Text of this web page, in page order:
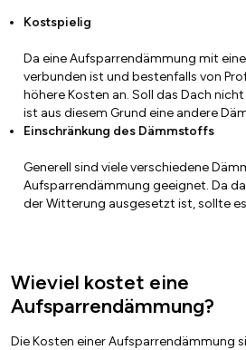
Kostspielig
Da eine Aufsparrendämmung mit
verbunden ist und bestenfalls von
höhere Kosten an. Soll das Dach
ist aus diesem Grund eine andere
Einschränkung des Dämmstoffs
Generell sind viele verschiedene
Aufsparrendämmung geeignet. Da
der Witterung ausgesetzt ist, sollte
Wieviel kostet eine
Aufsparrendämmung?
Die Kosten einer Aufsparrendämmung